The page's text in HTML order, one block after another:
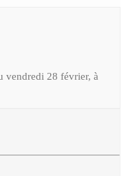
vendredi 28 février, à